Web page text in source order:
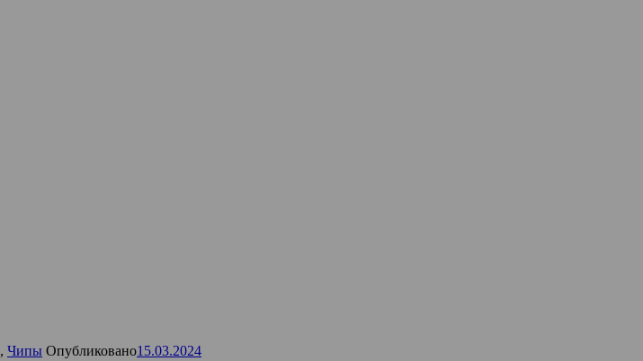
, Чипы Опубликовано15.03.2024